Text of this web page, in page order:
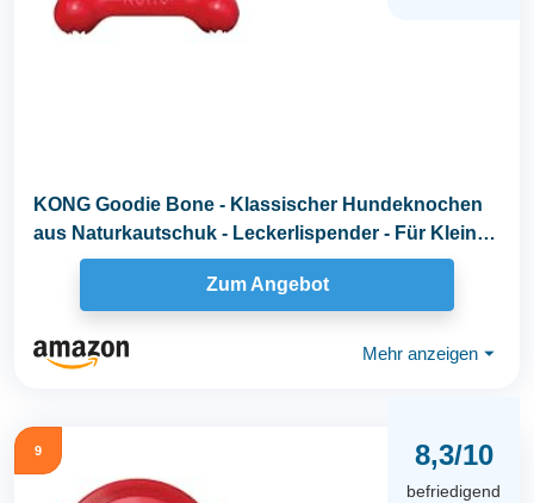
KONG Goodie Bone - Klassischer Hundeknochen
aus Naturkautschuk - Leckerlispender - Für Kleine
Hunde...
Zum Angebot
Mehr anzeigen ⏷
9 8,3/10
befriedigend